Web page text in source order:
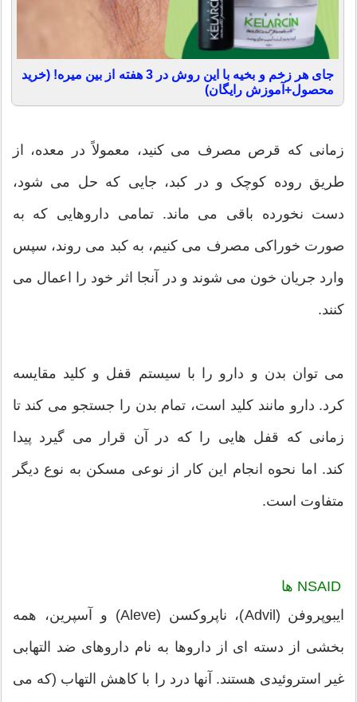
جای هر زخم و بخیه با این روش در 3 هفته از بین میره! (خرید
محصول+آموزش رایگان)
زمانی که قرص مصرف می کنید، معمولاً در معده، از
طریق روده کوچک و در کبد، جایی که حل می شود،
دست نخورده باقی می ماند. تمامی داروهایی که به
صورت خوراکی مصرف می کنیم، به کبد می روند، سپس
وارد جریان خون می شوند و در آنجا اثر خود را اعمال می
کنند.
می توان بدن و دارو را با سیستم قفل و کلید مقایسه
کرد. دارو مانند کلید است، تمام بدن را جستجو می کند تا
زمانی که قفل هایی را که در آن قرار می گیرد پیدا
کند. اما نحوه انجام این کار از نوعی مسکن به نوع دیگر
متفاوت است.
NSAID ها
ایبوپروفن (Advil)، ناپروکسن (Aleve) و آسپرین، همه
بخشی از دسته ای از داروها به نام داروهای ضد التهابی
غیر استروئیدی هستند. آنها درد را با کاهش التهاب (که می